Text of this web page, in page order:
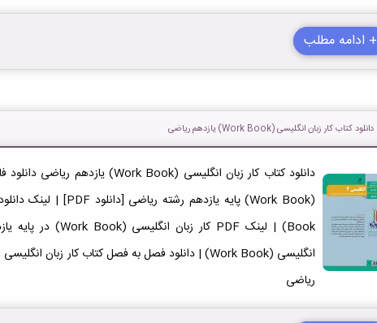
+ ادامه مطلب
دانلود کتاب کار زبان انگلیسی (Work Book) یازدهم ریاضی
ریاضی